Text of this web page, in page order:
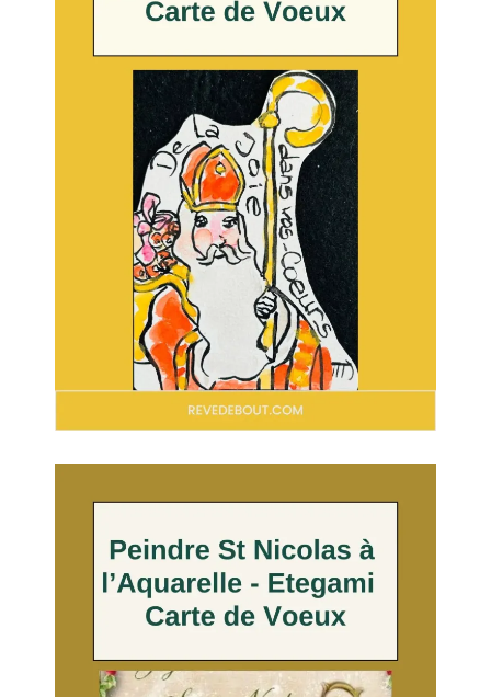
Aquarelle de Noël facile
(etegami): 25 motifs à
réaliser ensemble
Dans "S’autoriser"
Comment peindre une
cloche de Noël à
l’aquarelle: cartes
décoratives